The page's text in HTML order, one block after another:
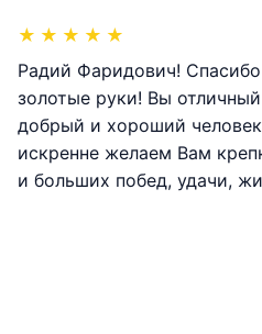
★ ★ ★ ★ ★
Радий Фаридович!
золотые руки! Вы
добрый и хороший
искренне желаем Вам
и больших побед, удачи,